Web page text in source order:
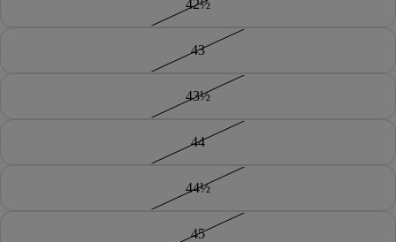
42½
43
43½
44
44½
45